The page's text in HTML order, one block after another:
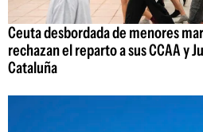
Ceuta desbordada de menores
rechazan el reparto a sus CCAA y
Cataluña